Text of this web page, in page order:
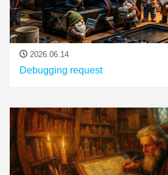
2026.06.14
Debugging request